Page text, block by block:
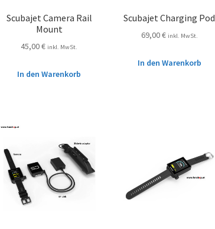
Scubajet Camera Rail
Mount
45,00€ inkl. MwSt.
In den Warenkorb
Scubajet Charging Pod
69,00€ inkl. MwSt.
In den Warenkorb